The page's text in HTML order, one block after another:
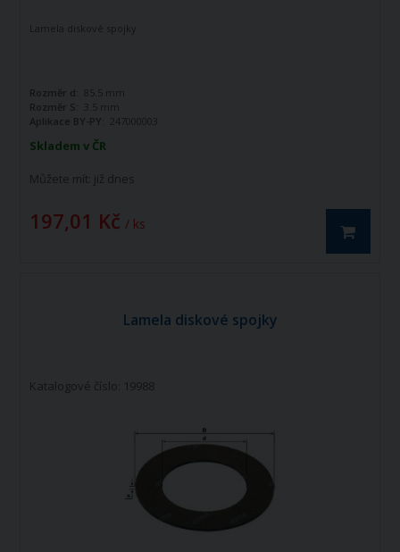
Skladem v ČR
Můžete mít: již dnes
197,01 Kč / ks
Lamela diskové spojky
Rozměr d:
85.5 mm
Rozměr S:
3.5 mm
Aplikace BY-PY:
247000003
Lamela diskové spojky
Katalogové číslo: 19988